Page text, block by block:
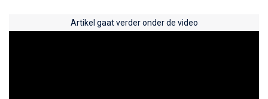
Artikel gaat verder onder de video